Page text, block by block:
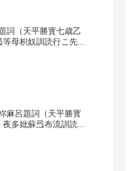
詞（天平勝寳七歳乙
母枳奴訓読行こ先...
麻呂題詞（天平勝寳
多妣蘇弖布流訓読...